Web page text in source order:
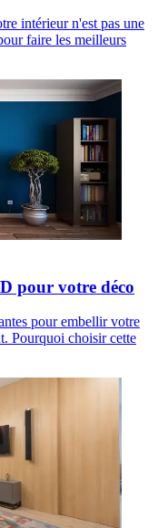
intérieur n'est pas une
faire les meilleurs
pour votre déco
pour embellir votre
Pourquoi choisir cette